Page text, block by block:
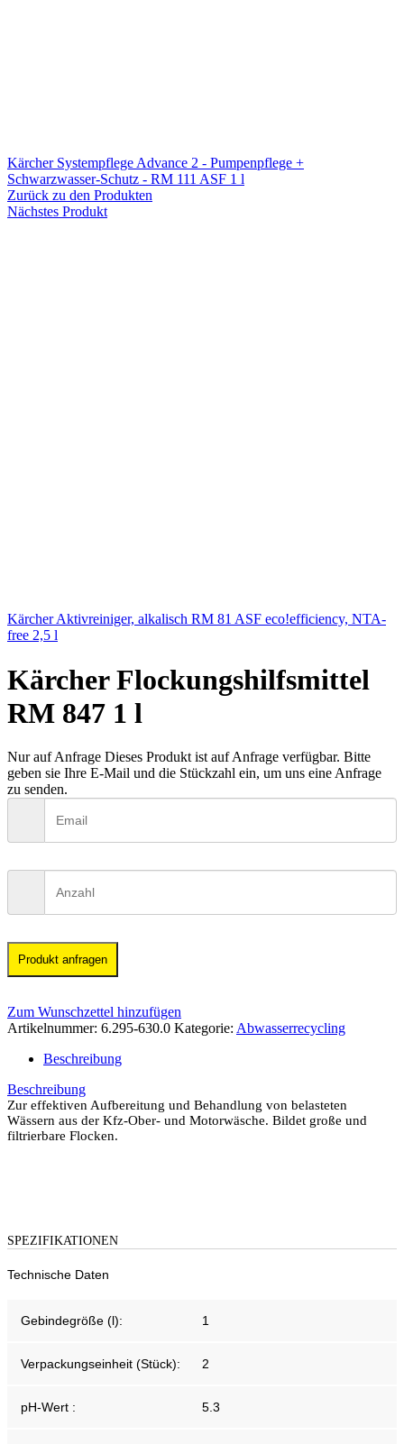
Kärcher Systempflege Advance 2 - Pumpenpflege +
Schwarzwasser-Schutz - RM 111 ASF 1 l
Zurück zu den Produkten
Nächstes Produkt
Kärcher Aktivreiniger, alkalisch RM 81 ASF eco!efficiency, NTA-
free 2,5 l
Kärcher Flockungshilfsmittel
RM 847 1 l
Nur auf Anfrage Dieses Produkt ist auf Anfrage verfügbar. Bitte
geben sie Ihre E-Mail und die Stückzahl ein, um uns eine Anfrage
zu senden.
Produkt anfragen
Zum Wunschzettel hinzufügen
Artikelnummer: 6.295-630.0 Kategorie: Abwasserrecycling
Beschreibung
Beschreibung
Zur effektiven Aufbereitung und Behandlung von belasteten
Wässern aus der Kfz-Ober- und Motorwäsche. Bildet große und
filtrierbare Flocken.
SPEZIFIKATIONEN
Technische Daten
Gebindegröße (l): 1
Verpackungseinheit (Stück): 2
pH-Wert : 5.3